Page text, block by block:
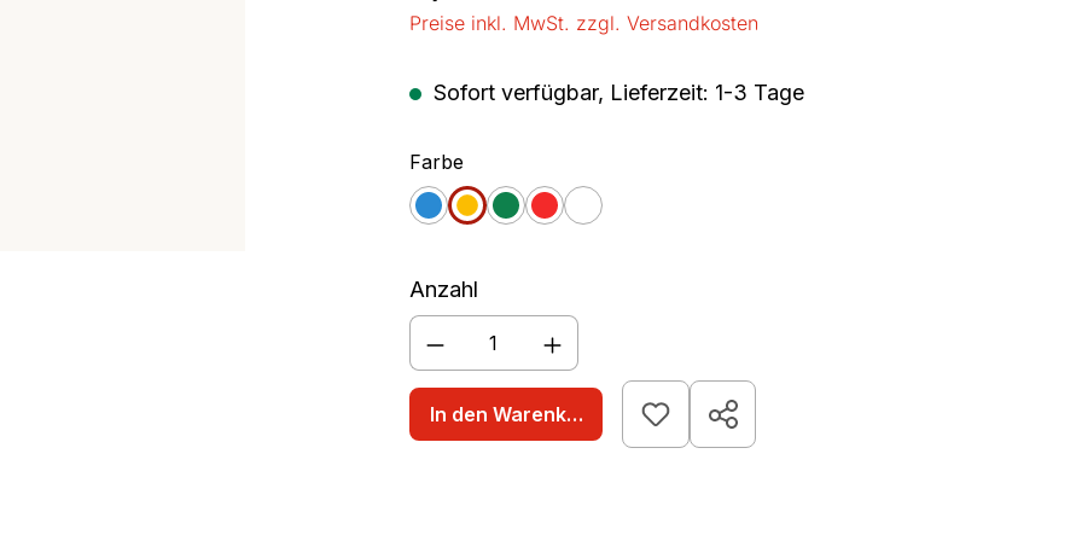
RührbecherPreise inkl. MwSt. zzgl. Versandkosten
Sofort verfügbar, Lieferzeit: 1-3 Tage
Farbeauswählen
blaugelbgrünrot weiß
Anzahl
Produkt Anzahl: Gib den gewünschten Wert
In den Warenkorb